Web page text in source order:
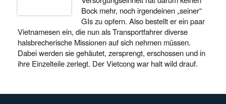
Bock mehr, noch irgendeinen „seiner“
GIs zu opfern. Also bestellt er ein paar
Vietnamesen ein, die nun als Transportfahrer diverse
halsbrecherische Missionen auf sich nehmen müssen.
Dabei werden sie gehäutet, zersprengt, erschossen und in
ihre Einzelteile zerlegt. Der Vietcong war halt wild drauf.